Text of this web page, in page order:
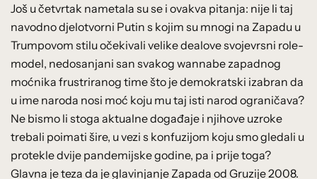
Još u četvrtak nametala su se i ovakva pitanja: nije li taj
navodno djelotvorni Putin s kojim su mnogi na Zapadu u
Trumpovom stilu očekivali velike dealove svojevrsni role-
model, nedosanjani san svakog wannabe zapadnog
moćnika frustriranog time što je demokratski izabran da
u ime naroda nosi moć koju mu taj isti narod ograničava?
Ne bismo li stoga aktualne događaje i njihove uzroke
trebali poimati šire, u vezi s konfuzijom koju smo gledali u
protekle dvije pandemijske godine, pa i prije toga?
Glavna je teza da je glavinjanje Zapada od Gruzije 2008.